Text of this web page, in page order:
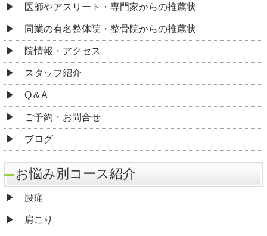
医師やアスリート・専門家からの推薦状
同業の有名整体院・整骨院からの推薦状
院情報・アクセス
スタッフ紹介
Q＆A
ご予約・お問合せ
ブログ
お悩み別コース紹介
腰痛
肩こり